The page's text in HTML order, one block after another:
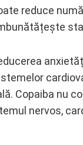
reduce
Copaiba nu
nervos,